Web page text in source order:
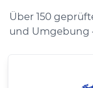
Über 150
und Umgebung